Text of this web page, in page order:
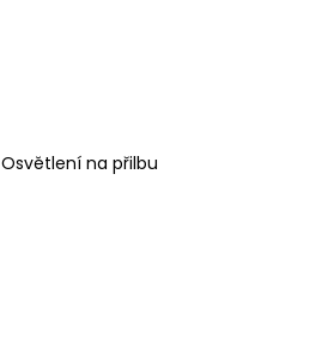
Osvětlení na přilbu